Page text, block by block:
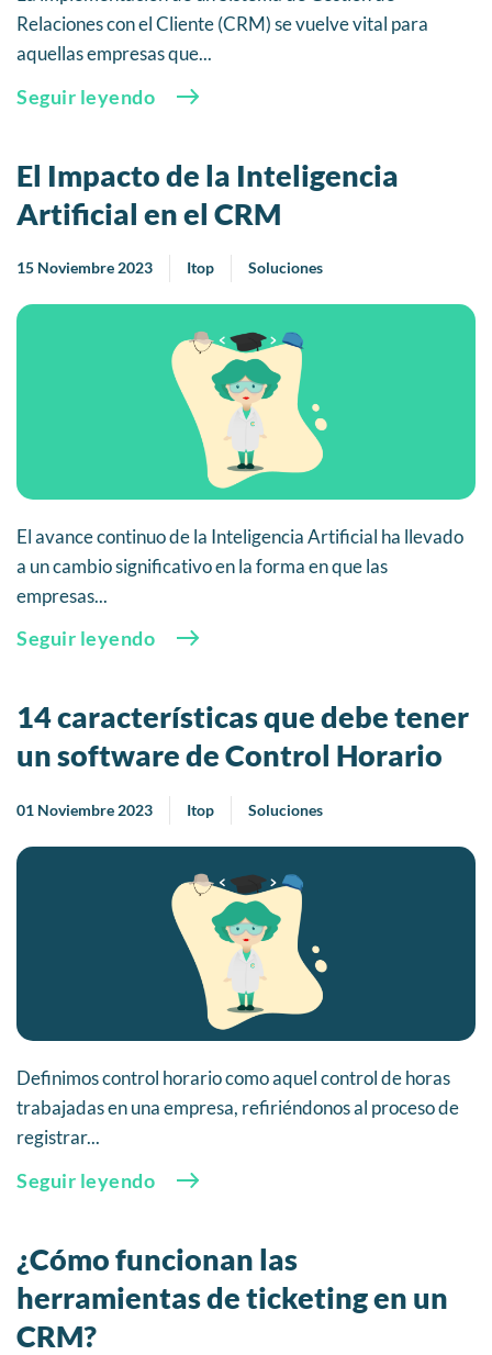
Relaciones con el Cliente (CRM) se vuelve vital para
aquellas empresas que...
Seguir leyendo
El Impacto de la Inteligencia
Artificial en el CRM
15 Noviembre 2023 Itop Soluciones
El avance continuo de la Inteligencia Artificial ha llevado
a un cambio significativo en la forma en que las
empresas...
Seguir leyendo
14 características que debe tener
un software de Control Horario
01 Noviembre 2023 Itop Soluciones
Definimos control horario como aquel control de horas
trabajadas en una empresa, refiriéndonos al proceso de
registrar...
Seguir leyendo
¿Cómo funcionan las
herramientas de ticketing en un
CRM?